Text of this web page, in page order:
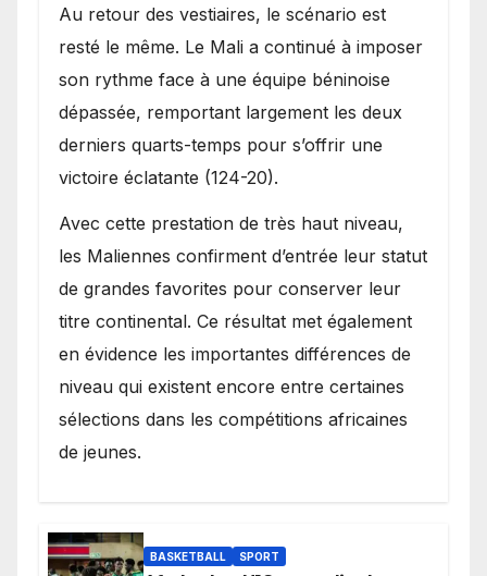
Au retour des vestiaires, le scénario est
resté le même. Le Mali a continué à imposer
son rythme face à une équipe béninoise
dépassée, remportant largement les deux
derniers quarts-temps pour s’offrir une
victoire éclatante (124-20).
Avec cette prestation de très haut niveau,
les Maliennes confirment d’entrée leur statut
de grandes favorites pour conserver leur
titre continental. Ce résultat met également
en évidence les importantes différences de
niveau qui existent encore entre certaines
sélections dans les compétitions africaines
de jeunes.
BASKETBALL SPORT